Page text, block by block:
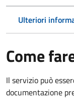
Ulteriori
Come
Il servizio può
documentazione